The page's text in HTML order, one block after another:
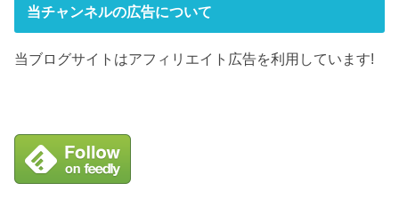
当チャンネルの広告について
当ブログサイトはアフィリエイト広告を利用しています!